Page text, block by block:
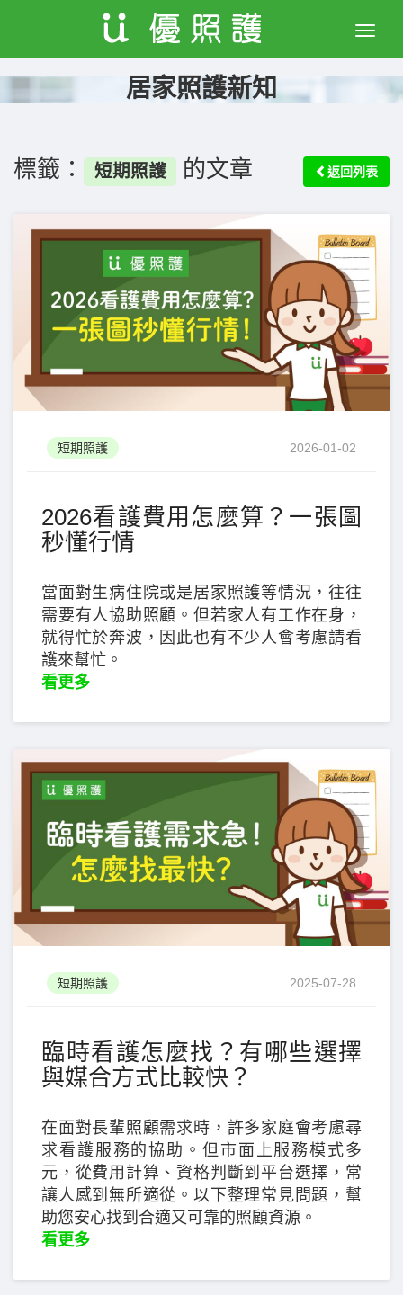
Toggle
居家照護新知
標籤： 短期照護 的文章 返回列表
短期照護 2026-01-02
2026看護費用怎麼算？一張圖
秒懂行情
當面對生病住院或是居家照護等情況，往往
需要有人協助照顧。但若家人有工作在身，
就得忙於奔波，因此也有不少人會考慮請看
護來幫忙。
看更多
短期照護 2025-07-28
臨時看護怎麼找？有哪些選擇
與媒合方式比較快？
在面對長輩照顧需求時，許多家庭會考慮尋
求看護服務的協助。但市面上服務模式多
元，從費用計算、資格判斷到平台選擇，常
讓人感到無所適從。以下整理常見問題，幫
助您安心找到合適又可靠的照顧資源。
看更多